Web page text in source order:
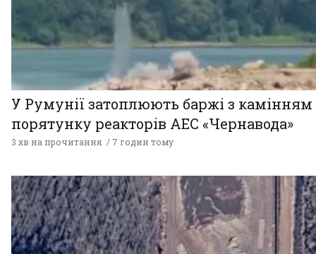
У Румунії затоплюють баржі з
порятунку реакторів АЕС «Чернавода»
3 хв на прочитання 7 годин тому